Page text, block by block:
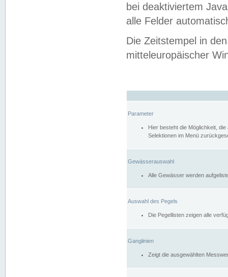
bei deaktiviertem
alle Felder
Die Zeitstempel in
mitteleuropäischer
Parameter
Hier besteht die Möglichkeit,
Selektionen im Menü
Gewässerauswahl
Alle Gewässer werden
Auswahl des Pegels
Die Pegellisten zeigen alle
Ganglinien
Zeigt die ausgewählten